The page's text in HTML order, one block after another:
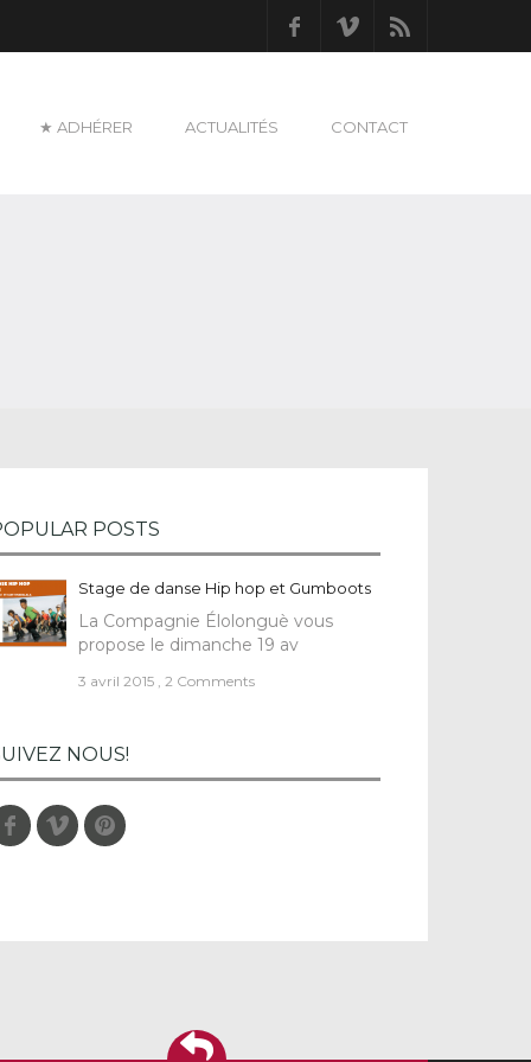
FacebookVimeo
★ ADHÉRER ACTUALITÉS CONTACT
POSTS
Stage de danse Hip hop et Gumboots
La Compagnie Élolonguè vous
propose le dimanche 19 av
3 avril 2015 , 2 Comments
NOUS!
Facebook
Vimeo